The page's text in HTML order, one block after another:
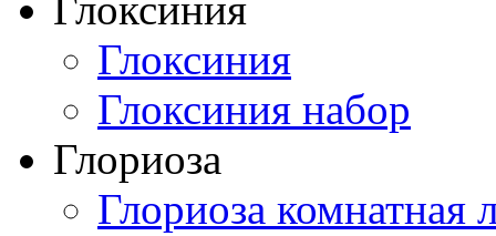
Глоксиния
Глоксиния набор
Глориоза
Глориоза комнатная